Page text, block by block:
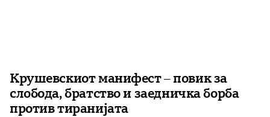
Крушевскиот манифест – повик за
слобода, братство и заедничка борба
против тиранијата